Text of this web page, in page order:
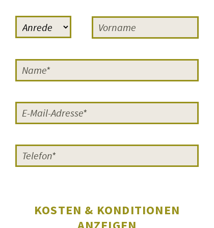
Regisseurin Cornelia Grünberg,
die häufig bei FILMERNST zu Gast
Moderator Sven-Ole Knuth. Er hat
die Schüler und Schülerinnen sehr
künstlerischer Dokumentarfilm als
auch in die Problematik der Teen-
Moms. Ich muss sagen, dass dasdie
besten Moderationen
ich auf meiner Reise mit ›Vierzehn‹
Zum anderen derRegisseur Bernd
KOSTEN & KONDITIONEN